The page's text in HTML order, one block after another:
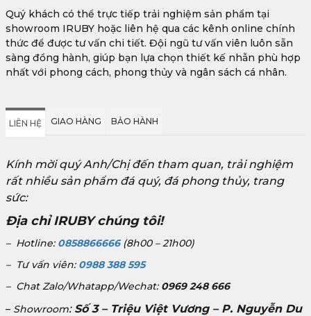
Quý khách có thể trực tiếp trải nghiệm sản phẩm tại
showroom IRUBY hoặc liên hệ qua các kênh online chính
thức để được tư vấn chi tiết. Đội ngũ tư vấn viên luôn sẵn
sàng đồng hành, giúp bạn lựa chọn thiết kế nhẫn phù hợp
nhất với phong cách, phong thủy và ngân sách cá nhân.
LIÊN HỆ GIAO HÀNG BẢO HÀNH
Kính mời quý Anh/Chị đến tham quan, trải nghiệm
rất nhiều sản phẩm đá quý, đá phong thủy, trang
sức:
Địa chỉ IRUBY chúng tôi!
– Hotline: 0858866666(8h00 – 21h00)
– Tư vấn viên: 0988 388 595
– Chat Zalo/Whatapp/Wechat: 0969 248 666
– Showroom: Số 3 – Triệu Việt Vương – P. Nguyễn Du